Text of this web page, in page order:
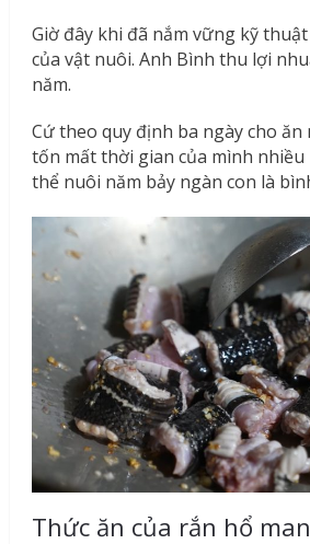
Giờ đây khi đã nắm vững kỹ
của vật nuôi. Anh Bình thu lợi
năm.
Cứ theo quy định ba ngày cho
tốn mất thời gian của mình nhiều
thể nuôi năm bảy ngàn con là
Thức ăn của rắn hổ